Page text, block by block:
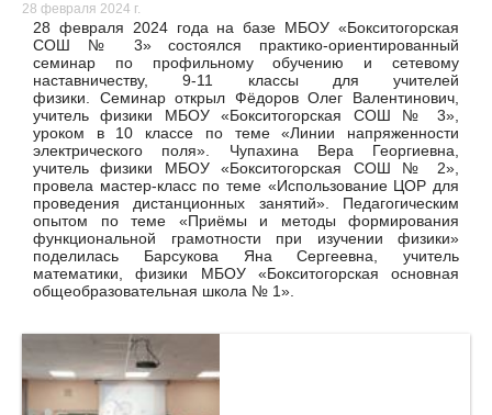
28 февраля 2024 г.
28 февраля 2024 года на базе МБОУ «Бокситогорская
СОШ № 3» состоялся практико-ориентированный
семинар по профильному обучению и сетевому
наставничеству, 9-11 классы для учителей
физики. Семинар открыл Фёдоров Олег Валентинович,
учитель физики МБОУ «Бокситогорская СОШ № 3»,
уроком в 10 классе по теме«Линии напряженности
электрического поля». Чупахина Вера Георгиевна,
учитель физики МБОУ «Бокситогорская СОШ № 2»,
провела мастер-класс по теме «Использование ЦОР для
проведения дистанционных занятий». Педагогическим
опытом по теме «Приёмы и методы формирования
функциональной грамотности при изучении физики»
поделилась Барсукова Яна Сергеевна, учитель
математики, физики МБОУ «Бокситогорская основная
общеобразовательная школа № 1».